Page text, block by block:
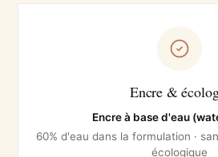
Encre &
Encre à base d'eau
60% d'eau dans la formulation ·
écologique